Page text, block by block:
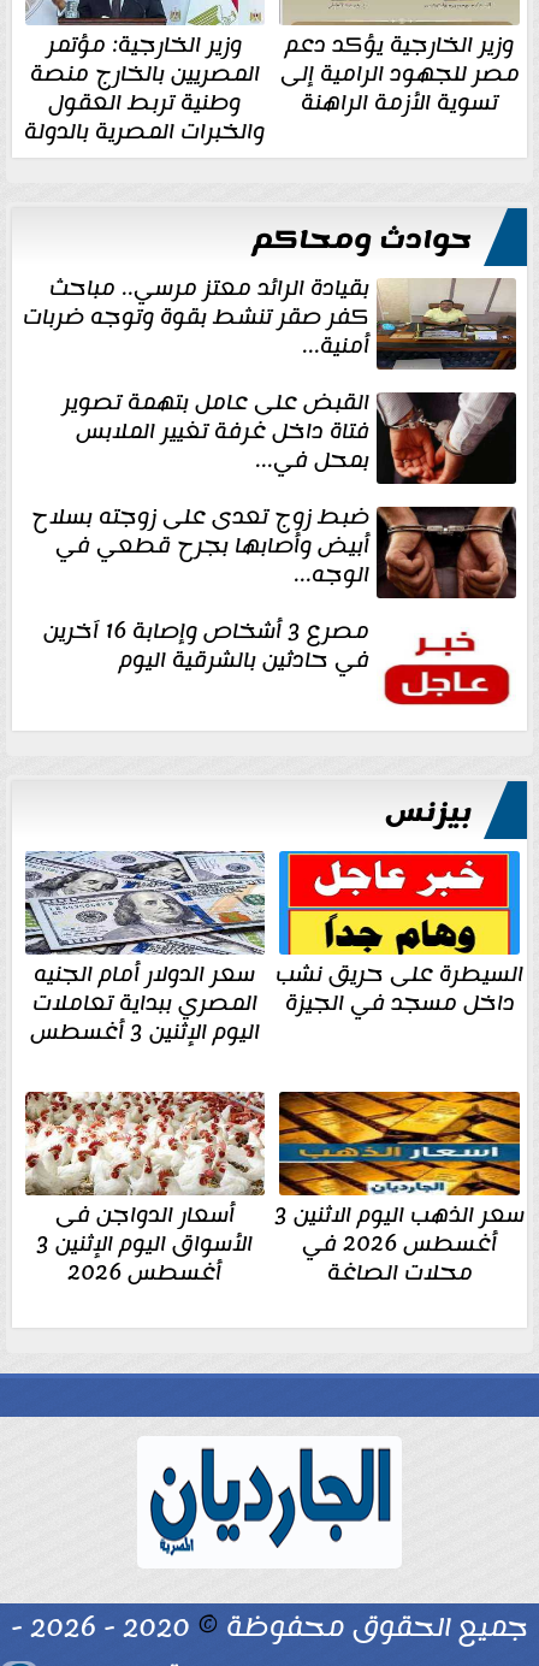
وزير الخارجية يؤكد دعم
مصر للجهود الرامية إلى
تسوية الأزمة الراهنة
وزير الخارجية: مؤتمر
المصريين بالخارج منصة
وطنية تربط العقول
والخبرات المصرية بالدولة
حوادث ومحاكم
بقيادة الرائد معتز مرسي.. مباحث
كفر صقر تنشط بقوة وتوجه ضربات
أمنية...
القبض على عامل بتهمة تصوير
فتاة داخل غرفة تغيير الملابس
بمحل في...
ضبط زوج تعدى على زوجته بسلاح
أبيض وأصابها بجرح قطعي في
الوجه...
مصرع 3 أشخاص وإصابة 16 آخرين
في حادثين بالشرقية اليوم
بيزنس
السيطرة على حريق نشب
داخل مسجد في الجيزة
سعر الدولار أمام الجنيه
المصري ببداية تعاملات
اليوم الإثنين 3 أغسطس
سعر الذهب اليوم الاثنين 3
أغسطس 2026 في
محلات الصاغة
أسعار الدواجن فى
الأسواق اليوم الإثنين 3
أغسطس 2026
جميع الحقوق محفوظة ©
2020 - 2026 -